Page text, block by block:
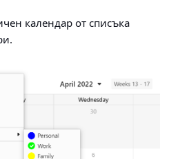
календар от списъка